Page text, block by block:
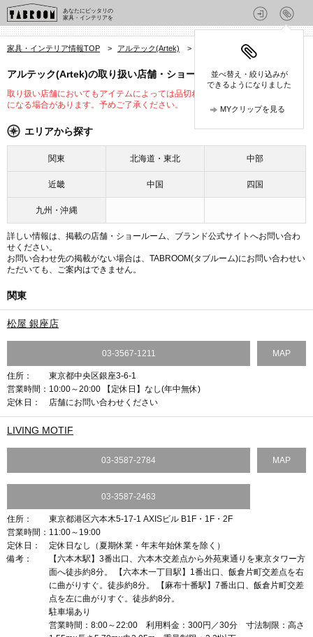
あなたにピッタリの
家具・インテリアを
並べ替え・絞り込みが
できるようになりました
MYクリップを見る
家具・インテリア情報TOP > アルテック(Artek) > アルテック(Artek)の店舗
アルテック(Artek)の取り扱い店舗・ショールーム
取り扱い店舗においてもアイテムによっては品切れや未入荷、取り扱いが変更
になる場合があります。予めご了承ください。
エリアから探す
関東 北海道・東北 中部
近畿 中国 四国
九州・沖縄
詳しい情報は、掲載の店舗・ショールーム、ブランド公式サイトへお問い合わ
せください。
お問い合わせ先の掲載がない場合は、TABROOM(タブルーム)にお問い合わせい
ただいても、ご案内はできません。
関東
松屋 銀座店
03-3567-1211 MAP
住所：
東京都中央区銀座3-6-1
営業時間： 10:00～20:00 【定休日】なし(年中無休)
定休日：
店舗にお問い合わせください
LIVING MOTIF
03-3587-2784
03-3587-2463
MAP
住所：
東京都港区六本木5-17-1 AXISビル B1F・1F・2F
営業時間： 11:00～19:00
定休日：
定休日なし（夏期休業・年末年始休業を除く）
備考：
【六本木駅】3番出口、六本木交差点から外苑東通りを東京タワー方
面へ徒歩約8分。 【六本木一丁目駅】1番出口、飯倉片町交差点を右
に曲がりすぐ。徒歩約8分。 【麻布十番駅】7番出口、飯倉片町交差
点を左に曲がりすぐ。徒歩約8分。
駐車場あり
営業時間：8:00～22:00 利用料金：300円／30分 寸法制限：高さ